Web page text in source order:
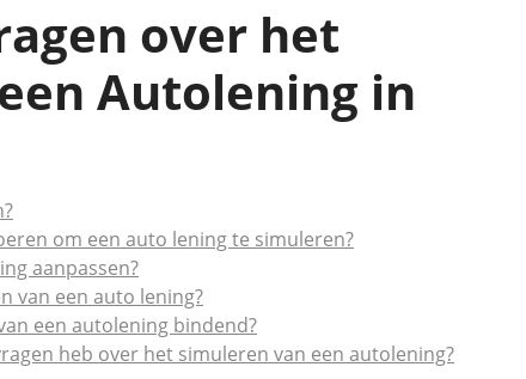
over het
Autolening in
om een auto lening te simuleren?
aanpassen?
van een auto lening?
een autolening bindend?
heb over het simuleren van een autolening?